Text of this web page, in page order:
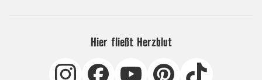
Hier fließt Herzblut